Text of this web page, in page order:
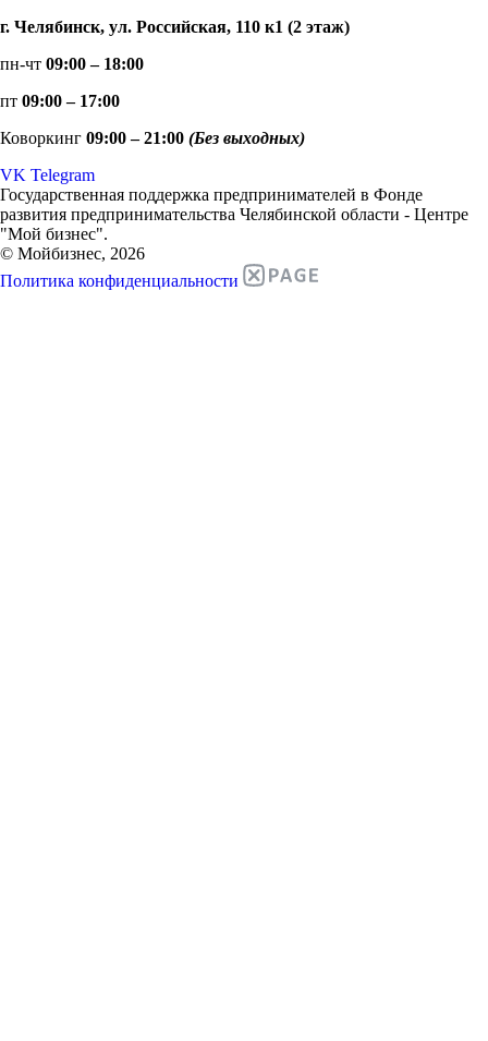
г. Челябинск, ул. Российская, 110 к1 (2 этаж)
пн-чт 09:00 – 18:00
пт 09:00 – 17:00
Коворкинг 09:00 – 21:00 (Без выходных)
VK Telegram
Государственная поддержка предпринимателей в Фонде
развития предпринимательства Челябинской области - Центре
"Мой бизнес".
© Мойбизнес, 2026
Политика конфиденциальности